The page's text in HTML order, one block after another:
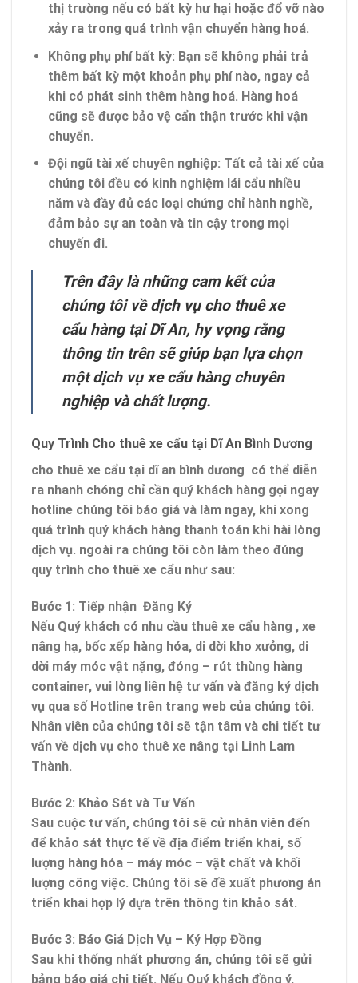
thị trường nếu có bất kỳ hư hại hoặc đổ vỡ nào
xảy ra trong quá trình vận chuyển hàng hoá.
Không phụ phí bất kỳ: Bạn sẽ không phải trả
thêm bất kỳ một khoản phụ phí nào, ngay cả
khi có phát sinh thêm hàng hoá. Hàng hoá
cũng sẽ được bảo vệ cẩn thận trước khi vận
chuyển.
Đội ngũ tài xế chuyên nghiệp: Tất cả tài xế của
chúng tôi đều có kinh nghiệm lái cẩu nhiều
năm và đầy đủ các loại chứng chỉ hành nghề,
đảm bảo sự an toàn và tin cậy trong mọi
chuyến đi.
Trên đây là những cam kết của
chúng tôi về dịch vụ cho thuê xe
cẩu hàng tại Dĩ An, hy vọng rằng
thông tin trên sẽ giúp bạn lựa chọn
một dịch vụ xe cẩu hàng chuyên
nghiệp và chất lượng.
Quy Trình Cho thuê xe cẩu tại Dĩ An Bình Dương
cho thuê xe cẩu tại dĩ an bình dương có thể diễn
ra nhanh chóng chỉ cần quý khách hàng gọi ngay
hotline chúng tôi báo giá và làm ngay, khi xong
quá trình quý khách hàng thanh toán khi hài lòng
dịch vụ. ngoài ra chúng tôi còn làm theo đúng
quy trình cho thuê xe cẩu như sau:
Bước 1: Tiếp nhận Đăng Ký
Nếu Quý khách có nhu cầu thuê xe cẩu hàng , xe
nâng hạ, bốc xếp hàng hóa, di dời kho xưởng, di
dời máy móc vật nặng, đóng – rút thùng hàng
container, vui lòng liên hệ tư vấn và đăng ký dịch
vụ qua số Hotline trên trang web của chúng tôi.
Nhân viên của chúng tôi sẽ tận tâm và chi tiết tư
vấn về dịch vụ cho thuê xe nâng tại Linh Lam
Thành.
Bước 2: Khảo Sát và Tư Vấn
Sau cuộc tư vấn, chúng tôi sẽ cử nhân viên đến
để khảo sát thực tế về địa điểm triển khai, số
lượng hàng hóa – máy móc – vật chất và khối
lượng công việc. Chúng tôi sẽ đề xuất phương án
triển khai hợp lý dựa trên thông tin khảo sát.
Bước 3: Báo Giá Dịch Vụ – Ký Hợp Đồng
Sau khi thống nhất phương án, chúng tôi sẽ gửi
bảng báo giá chi tiết. Nếu Quý khách đồng ý,